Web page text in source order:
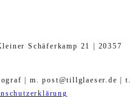
Schäferkamp 21 | 20357
| m. post@tillglaeser.de | t.